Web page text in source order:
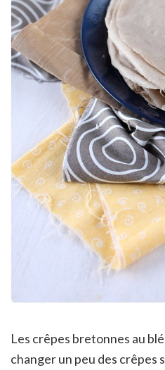
Les crêpes bretonnes au
changer un peu des crêpes